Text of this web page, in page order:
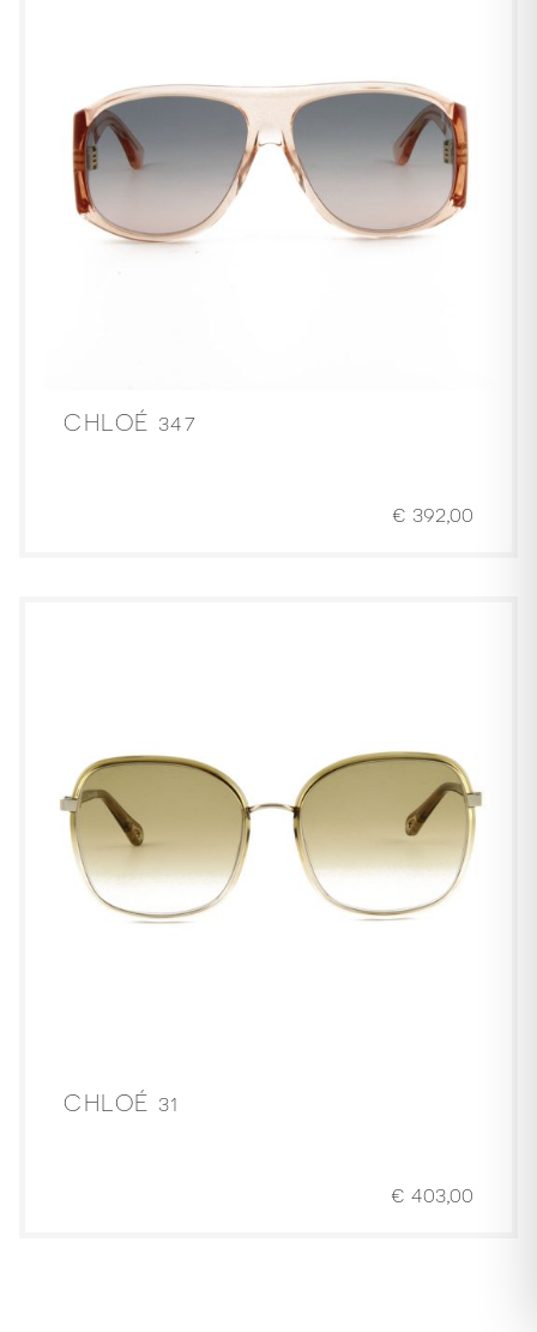
CHLOÉ 347
€ 392,00
CHLOÉ 31
€ 403,00